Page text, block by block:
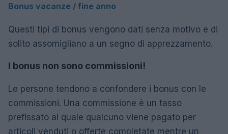
Bonus vacanze / fine anno
Questi tipi di bonus vengono dati senza motivo e di
solito assomigliano a un segno di apprezzamento.
I bonus non sono commissioni!
Le persone tendono a confondere i bonus con le
commissioni. Una commissione è un tasso
prefissato al quale qualcuno viene pagato per
articoli venduti o offerte completate mentre un